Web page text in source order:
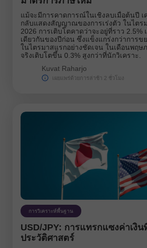
แม้จะมีการคาดการณ์ในเชิงลบเมื่อต้นปี
กลับแสดงสัญญาณของการเร่งตัว ในไตร
2026 การเติบโตคาดว่าจะอยู่ที่ราว 2.5%
เดียวกันของปีก่อน ซึ่งแข็งแกร่งกว่าการ
ในไตรมาสแรกอย่างชัดเจน ในเดือนพฤษ
จริงเติบโตขึ้น 0.3% สูงกว่าที่นักวิเคราะ.
Kuvat Raharjo
เผยแพร่ด้วยการล่าช้า 2 ชั่วโมง
การวิเคราะห์พื้นฐาน
USD/JPY: การแทรกแซงค่าเงิ
ประวัติศาสตร์